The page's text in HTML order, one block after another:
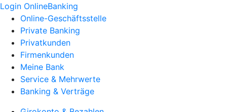
Login OnlineBanking
Online-Geschäftsstelle
Private Banking
Privatkunden
Firmenkunden
Meine Bank
Service & Mehrwerte
Banking & Verträge